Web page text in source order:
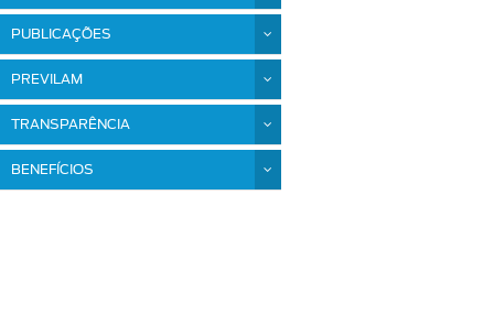
PUBLICAÇÕES
PREVILAM
TRANSPARÊNCIA
BENEFÍCIOS